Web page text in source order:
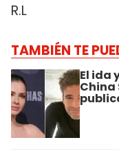
R.L
TAMBIÉN TE
El ida
China